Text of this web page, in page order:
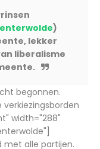
)
lekker
liberalisme
begonnen.
width="288"
met alle partijen.